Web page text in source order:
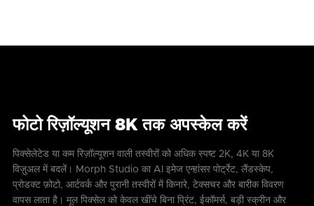
फोटो रिज़ॉल्यूशन 8K तक अपस्केल करें
पिक्सेलेटेड या कम रिज़ॉल्यूशन वाली तस्वीरों को अधिक स्पष्ट 2K, 4K या 8K
विज़ुअल में बदलें। Morph Studio का AI इमेज एन्हांसर पोर्ट्रेट, लैंडस्केप,
प्रोडक्ट फ़ोटो, आर्टवर्क और पुरानी तस्वीरों में किनारे, टेक्सचर और बारीक विवरण
वापस लाता है। मूल पिक्सेल को केवल खींचे बिना प्रिंट, ईकॉमर्स, बड़ी स्क्रीन और